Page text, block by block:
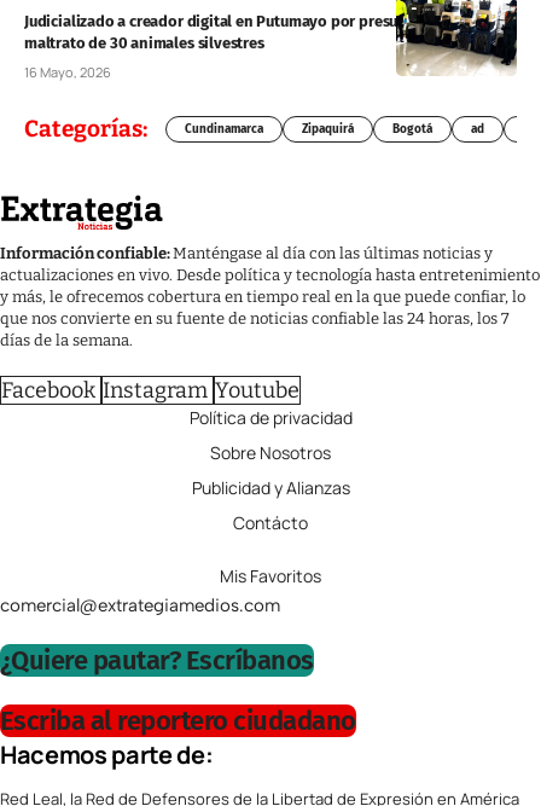
Judicializado a creador digital en Putumayo por presunto cautiverio y
maltrato de 30 animales silvestres
16 Mayo, 2026
Categorías: Cundinamarca Zipaquirá Bogotá ad
Información confiable:Manténgase al día con las últimas noticias y
actualizaciones en vivo. Desde política y tecnología hasta entretenimiento
y más, le ofrecemos cobertura en tiempo real en la que puede confiar, lo
que nos convierte en su fuente de noticias confiable las 24 horas, los 7
días de la semana.
Facebook Instagram Youtube
Política de privacidad
Sobre Nosotros
Publicidad y Alianzas
Contácto
Mis Favoritos
comercial@extrategiamedios.com
¿Quiere pautar? Escríbanos
Escriba al reportero ciudadano
Hacemos parte de:
Red Leal, la Red de Defensores de la Libertad de Expresión en América